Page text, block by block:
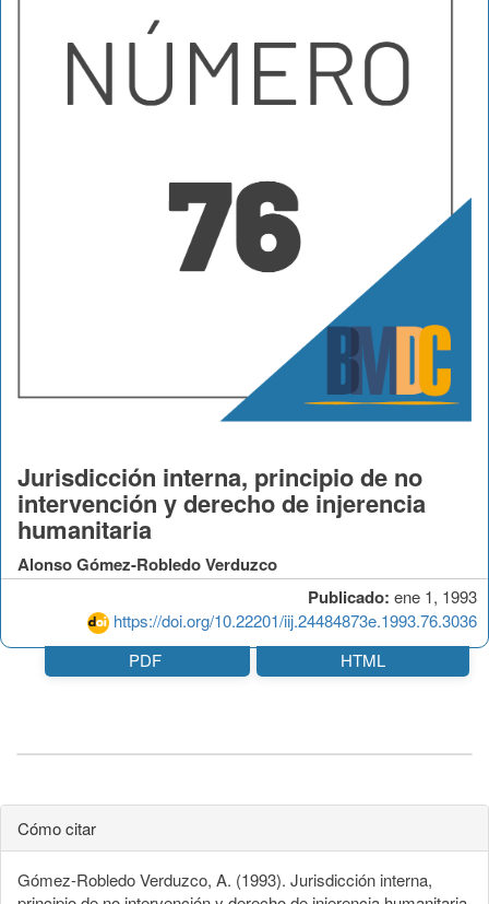
Publicado: ene 1, 1993
https://doi.org/10.22201/iij.24484873e.1993.76.3036
Jurisdicción interna, principio de no
intervención y derecho de injerencia
humanitaria
Alonso Gómez-Robledo Verduzco
PDF HTML
Cómo citar
Gómez-Robledo Verduzco, A. (1993). Jurisdicción interna,